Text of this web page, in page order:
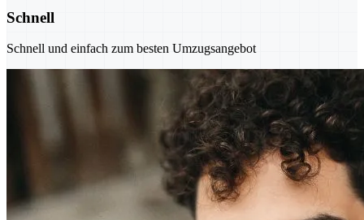
Schnell
Schnell und einfach zum besten Umzugsangebot